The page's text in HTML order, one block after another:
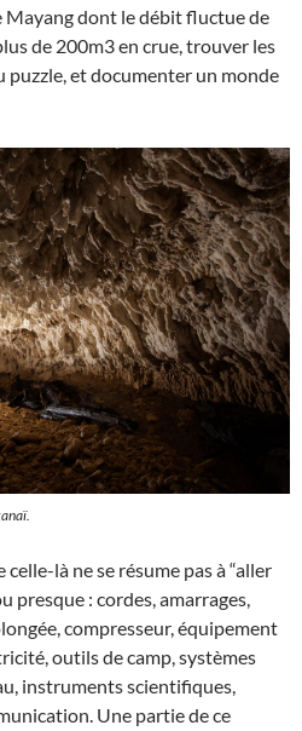
Mayang dont le débit fluctue de
de 200m3 en crue, trouver les
puzzle, et documenter un monde
là ne se résume pas à “aller
presque : cordes, amarrages,
compresseur, équipement
outils de camp, systèmes
instruments scientifiques,
Une partie de ce